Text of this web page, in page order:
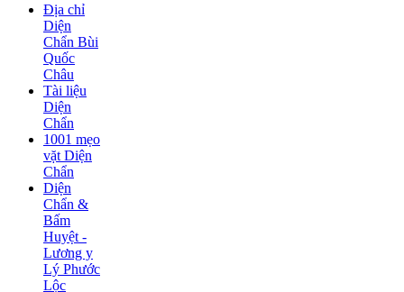
Địa chỉ
Diện
Chẩn Bùi
Quốc
Châu
Tài liệu
Diện
Chẩn
1001 mẹo
vặt Diện
Chẩn
Diện
Chẩn &
Bấm
Huyệt -
Lương y
Lý Phước
Lộc